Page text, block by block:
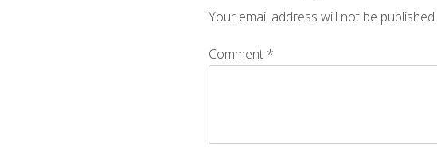
Your email address will not be published.
Comment *